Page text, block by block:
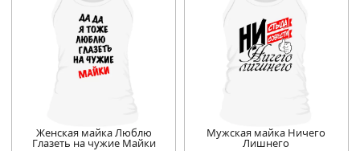
Женская майка Люблю
Глазеть на чужие Майки
Мужская майка Ничего
Лишнего